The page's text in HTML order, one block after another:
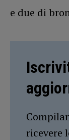
e due di
ricevere